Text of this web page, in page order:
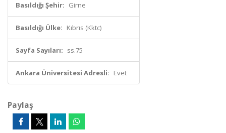
Basıldığı Şehir: Girne
Basıldığı Ülke: Kıbrıs (Kktc)
Sayfa Sayıları: ss.75
Ankara Üniversitesi Adresli: Evet
Paylaş